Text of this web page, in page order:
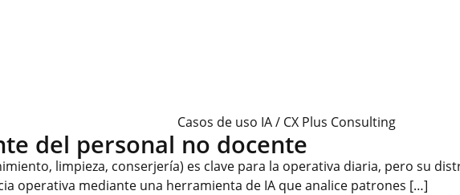
del personal no docente
limpieza, conserjería) es clave para la operativa diaria, pero su
operativa mediante una herramienta de IA que analice patrones […]